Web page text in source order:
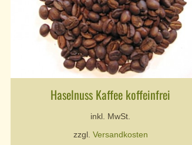
Haselnuss Kaffee koffeinfrei
inkl. MwSt.
zzgl. Versandkosten